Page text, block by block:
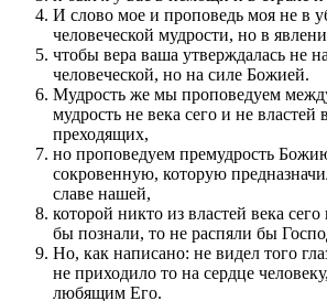
И слово мое и проповедь моя не в
человеческой мудрости, но в
чтобы вера ваша утверждалась не
человеческой, но на силе Божией.
Мудрость же мы проповедуем
мудрость не века сего и не властей
преходящих,
но проповедуем премудрость
сокровенную, которую
славе нашей,
которой никто из властей века
бы познали, то не распяли бы
Но, как написано: не видел того
не приходило то на сердце
любящим Его.